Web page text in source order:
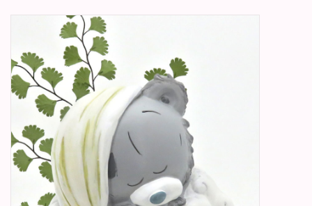
Disney Huwelijk
Betty Boop Huwelijk
Jubileum
Geboorte, Doop en
Communie
SALE